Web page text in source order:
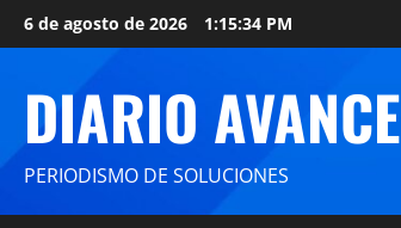
6 de agosto de 2026 1:15:35 PM
DIARIO AVANCE
PERIODISMO DE SOLUCIONES